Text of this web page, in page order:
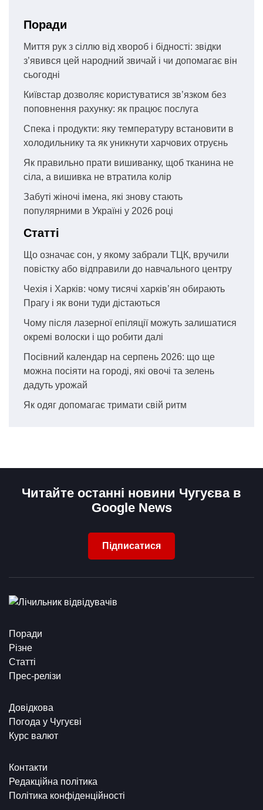
Поради
Миття рук з сіллю від хвороб і бідності: звідки
з’явився цей народний звичай і чи допомагає він
сьогодні
Київстар дозволяє користуватися зв’язком без
поповнення рахунку: як працює послуга
Спека і продукти: яку температуру встановити в
холодильнику та як уникнути харчових отруєнь
Як правильно прати вишиванку, щоб тканина не
сіла, а вишивка не втратила колір
Забуті жіночі імена, які знову стають
популярними в Україні у 2026 році
Статті
Що означає сон, у якому забрали ТЦК, вручили
повістку або відправили до навчального центру
Чехія і Харків: чому тисячі харків’ян обирають
Прагу і як вони туди дістаються
Чому після лазерної епіляції можуть залишатися
окремі волоски і що робити далі
Посівний календар на серпень 2026: що ще
можна посіяти на городі, які овочі та зелень
дадуть урожай
Як одяг допомагає тримати свій ритм
Читайте останні новини Чугуєва в
Google News
Підписатися
Поради
Різне
Статті
Прес-релізи
Довідкова
Погода у Чугуєві
Курс валют
Контакти
Редакційна політика
Політика конфіденційності